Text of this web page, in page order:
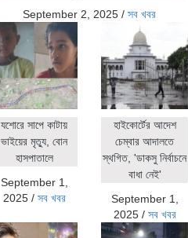
September 2, 2025 /সব খবর
যশোরে সাপে কাটায়
ভাইয়ের মৃত্যু, বোন
হাসপাতালে
September 1,
2025/ সব খবর
হাইকোর্টের আদেশ
চেম্বার আদালতে
স্থগিত, 'ডাকসু নির্বাচনে
বাধা নেই'
September 1,
2025/ সব খবর